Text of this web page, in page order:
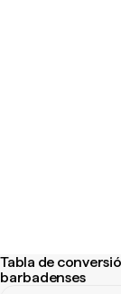
Tabla de
barbadenses